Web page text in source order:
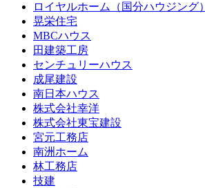
ロイヤルホーム（国分ハウジング）
晃栄住宅
MBCハウス
田建築工房
センチュリーハウス
成尾建設
南日本ハウス
株式会社幸洋
株式会社東宝建設
宮元工務店
南洲ホーム
林工務店
技建